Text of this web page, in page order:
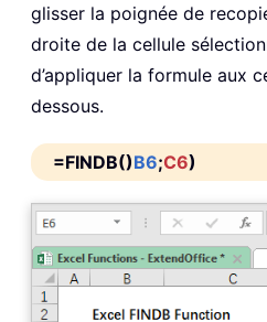
glisser la poignée de
droite de la cellule
d’appliquer la formule aux
dessous.
=FINDB()B6;C6)